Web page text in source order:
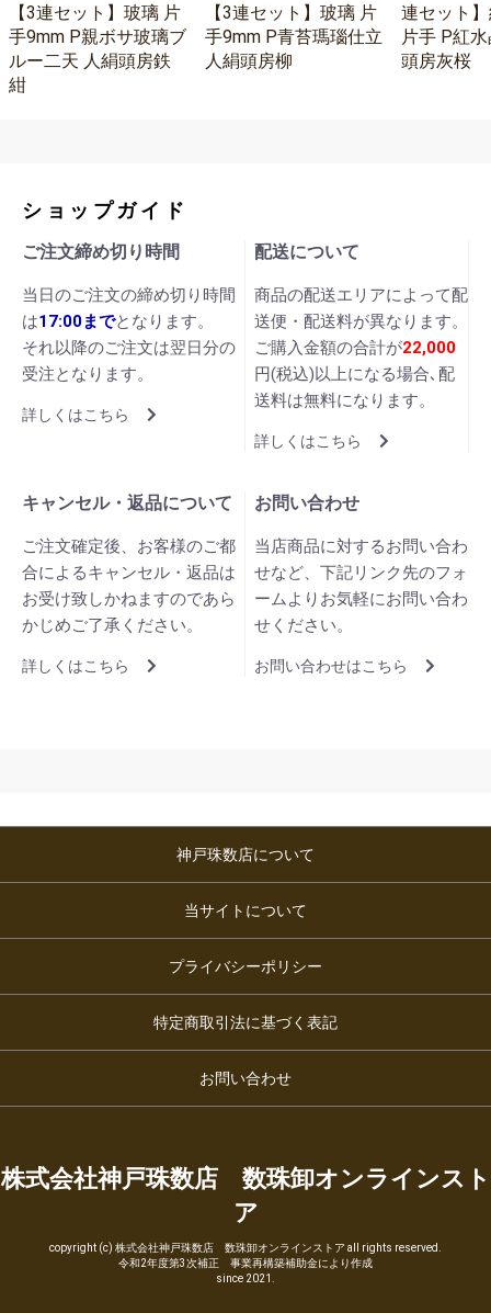
【3連セット】玻璃 片
手9mm P親ボサ玻璃ブ
ルー二天 人絹頭房鉄
紺
【3連セット】玻璃 片
手9mm P青苔瑪瑙仕立
人絹頭房柳
連セット
片手 P紅
頭房灰桜
ショップガイド
ご注文締め切り時間
当日のご注文の締め切り時間
は17:00までとなります。
それ以降のご注文は翌日分の
受注となります。
詳しくはこちら
配送について
商品の配送エリアによって配
送便・配送料が異なります。
ご購入金額の合計が22,000
円(税込)以上になる場合､配
送料は無料になります。
詳しくはこちら
キャンセル・返品について
ご注文確定後、お客様のご都
合によるキャンセル・返品は
お受け致しかねますのであら
かじめご了承ください。
詳しくはこちら
お問い合わせ
当店商品に対するお問い合わ
せなど、下記リンク先のフォ
ームよりお気軽にお問い合わ
せください。
お問い合わせはこちら
神戸珠数店について
当サイトについて
プライバシーポリシー
特定商取引法に基づく表記
お問い合わせ
株式会社神戸珠数店 数珠卸オンラインスト
ア
copyright (c) 株式会社神戸珠数店 数珠卸オンラインストア all rights reserved.
令和2年度第3次補正 事業再構築補助金により作成
since 2021.